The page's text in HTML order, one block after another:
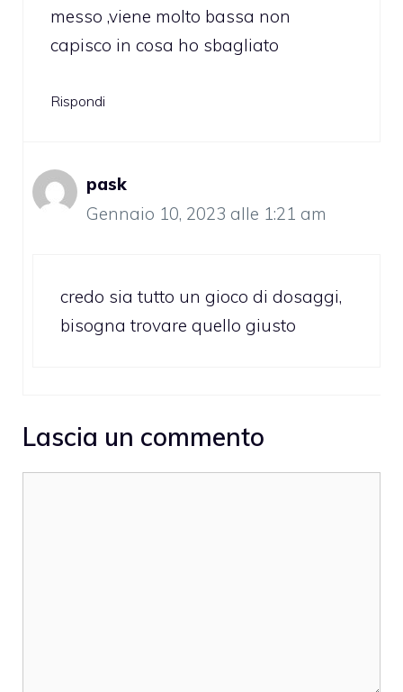
messo ,viene molto bassa non
capisco in cosa ho sbagliato
Rispondi
pask
Gennaio 10, 2023 alle 1:21 am
credo sia tutto un gioco di dosaggi,
bisogna trovare quello giusto
Lascia un commento